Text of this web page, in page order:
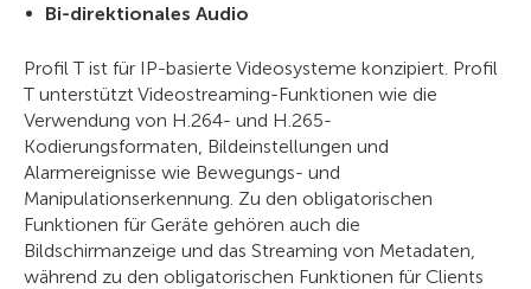
Bi-direktionales Audio
Profil T ist für IP-basierte Videosysteme konzipiert. Profil
T unterstützt Videostreaming-Funktionen wie die
Verwendung von H.264- und H.265-
Kodierungsformaten, Bildeinstellungen und
Alarmereignisse wie Bewegungs- und
Manipulationserkennung. Zu den obligatorischen
Funktionen für Geräte gehören auch die
Bildschirmanzeige und das Streaming von Metadaten,
während zu den obligatorischen Funktionen für Clients